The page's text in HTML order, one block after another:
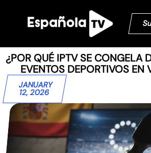
¿POR QUÉ IPTV SE CONGELA
EVENTOS DEPORTIVOS EN
JANUARY
12, 2026